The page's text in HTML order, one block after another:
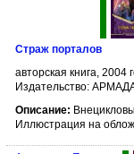
Страж порталов
авторская книга, 2004
Издательство:
Описание:
Иллюстрация на